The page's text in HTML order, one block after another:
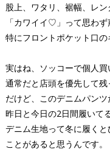
股上、ワタリ、裾幅、レ
「カワイイ♡」って思わず
特にフロントポケット口の
実はね、ソッコーで個人買
通常だと店頭を優先して
だけど、このデニムパンツ
昨日と今日の2日間履いて
デニム生地って冬に履く
ことがあると思うんです。